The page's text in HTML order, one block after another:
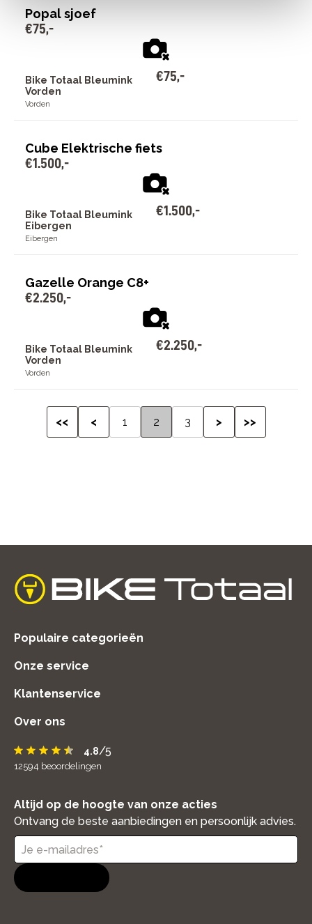
Popal sjoef
€75,-
Bike Totaal Bleumink
Vorden
Vorden
€75,-
Cube Elektrische fiets
€1 .500,-
Bike Totaal Bleumink
Eibergen
Eibergen
€1 .500,-
Gazelle Orange C8+
€2.250,-
Bike Totaal Bleumink
Vorden
Vorden
€2.250,-
<< < 1 2 3 > >>
home
Populaire categorieën
Onze service
Klantenservice
Over ons
4.8/5
12594 beoordelingen
Altijd op de hoogte van onze acties
Ontvang de beste aanbiedingen en persoonlijk advies.